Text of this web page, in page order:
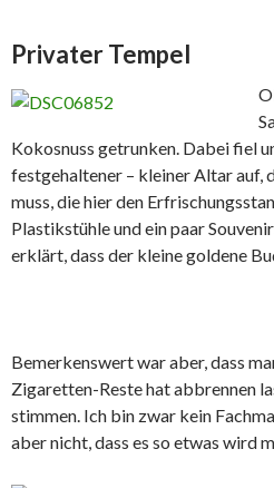
Privater Tempel
Kokosnuss getrunken. Dabei fiel
festgehaltener – kleiner Altar auf,
muss, die hier den
Plastikstühle und ein paar
erklärt, dass der kleine goldene
Bemerkenswert war aber, dass
Zigaretten-Reste hat abbrennen
stimmen. Ich bin zwar kein
aber nicht, dass es so etwas wird